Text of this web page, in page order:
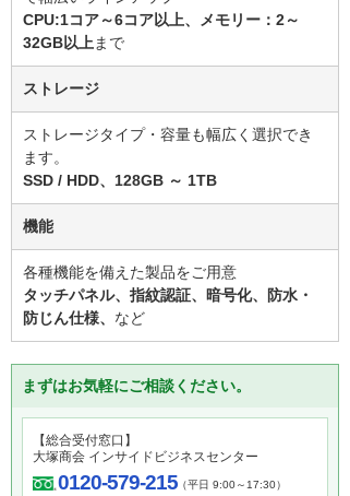
CPU:1コア～6コア以上、メモリー：2～
32GB以上 まで
ストレージ
ストレージタイプ・容量も幅広く選択でき
ます。
SSD / HDD、128GB ～ 1TB
機能
各種機能を備えた製品をご用意
タッチパネル、指紋認証、暗号化、防水・
防じん仕様、 など
まずはお気軽にご相談ください。
【総合受付窓口】
大塚商会 インサイドビジネスセンター
0120-579-215（平日 9:00～17:30）